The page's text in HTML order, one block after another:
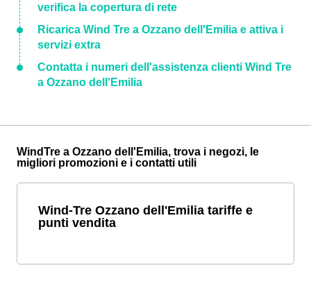
verifica la copertura di rete
Ricarica Wind Tre a Ozzano dell'Emilia e attiva i
servizi extra
Contatta i numeri dell'assistenza clienti Wind Tre
a Ozzano dell'Emilia
WindTre a Ozzano dell'Emilia, trova i negozi, le
migliori promozioni e i contatti utili
Wind-Tre Ozzano dell'Emilia tariffe e
punti vendita